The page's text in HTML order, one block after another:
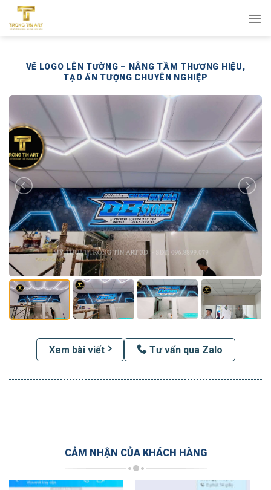
qua
VẼ LOGO LÊN TƯỜNG – NÂNG TẦM THƯƠNG HIỆU,
TẠO ẤN TƯỢNG CHUYÊN NGHIỆP
Xem bài viết Tư vấn qua Zalo
CẢM NHẬN CỦA KHÁCH HÀNG